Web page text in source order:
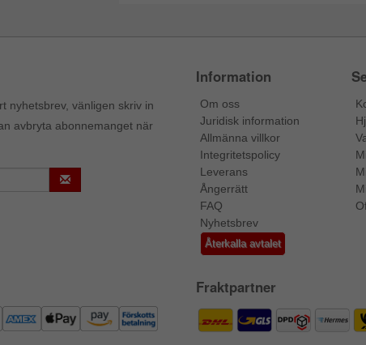
nyhetsbrev, vänligen skriv in
avbryta abonnemanget när
Information
Om oss
Juridisk information
Allmänna villkor
Integritetspolicy
Leverans
Ångerrätt
FAQ
Nyhetsbrev
Återkalla avtalet
Fraktpartner